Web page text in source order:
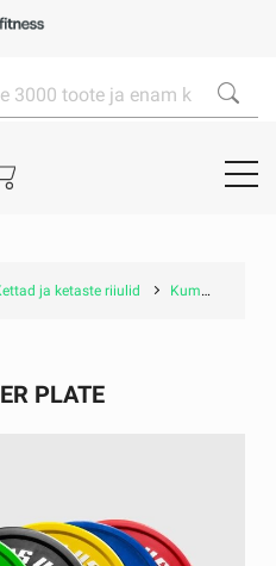
ja ketaste riiulid Kummist kettad (Bumperid)
PLATE